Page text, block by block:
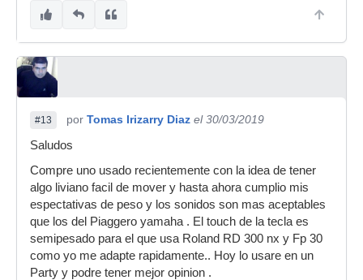
#13 por Tomas Irizarry Diaz el 30/03/2019
Saludos
Compre uno usado recientemente con la idea de tener
algo liviano facil de mover y hasta ahora cumplio mis
espectativas de peso y los sonidos son mas aceptables
que los del Piaggero yamaha . El touch de la tecla es
semipesado para el que usa Roland RD 300 nx y Fp 30
como yo me adapte rapidamente.. Hoy lo usare en un
Party y podre tener mejor opinion .